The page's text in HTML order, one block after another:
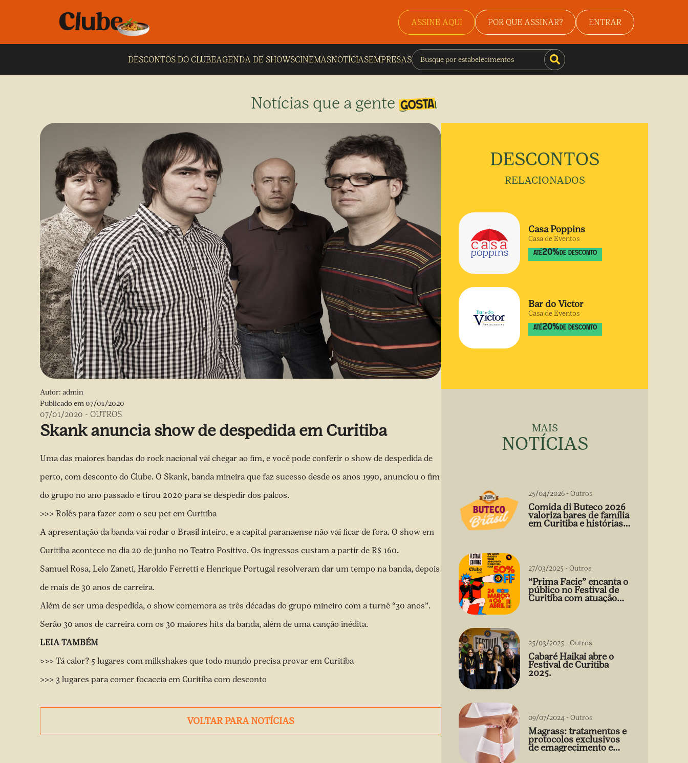
ASSINE AQUI POR QUE ASSINAR? ENTRAR
DESCONTOS DO CLUBEAGENDA DE SHOWSCINEMASNOTÍCIASEMPRESAS
Notícias que a gente gosta
Autor: admin
Publicado em07/01/2020
07/01/2020 - OUTROS
Skank anuncia show de despedida em Curitiba
Uma das maiores bandas do rock nacional vai chegar ao fim, e você pode conferir o show de despedida de
perto, com desconto do Clube. O Skank, banda mineira que faz sucesso desde os anos 1990, anunciou o fim
do grupo no ano passado e tirou 2020 para se despedir dos palcos.
>>> Rolês para fazer com o seu pet em Curitiba
A apresentação da banda vai rodar o Brasil inteiro, e a capital paranaense não vai ficar de fora. O show em
Curitiba acontece no dia 20 de junho no Teatro Positivo. Os ingressos custam a partir de R$ 160.
Samuel Rosa, Lelo Zaneti, Haroldo Ferretti e Henrique Portugal resolveram dar um tempo na banda, depois
de mais de 30 anos de carreira.
Além de ser uma despedida, o show comemora as três décadas do grupo mineiro com a turnê “30 anos”.
Serão 30 anos de carreira com os 30 maiores hits da banda, além de uma canção inédita.
LEIA TAMBÉM
>>> Tá calor? 5 lugares com milkshakes que todo mundo precisa provar em Curitiba
>>> 3 lugares para comer focaccia em Curitiba com desconto
VOLTAR PARA NOTÍCIAS
DESCONTOS
RELACIONADOS
Casa Poppins
Casa de Eventos
ATÉ20%DE DESCONTO
Bar do Victor
Casa de Eventos
ATÉ20%DE DESCONTO
MAIS
NOTÍCIAS
25/04/2026 -Outros
Comida di Buteco 2026
valoriza bares de família
em Curitiba e histórias
27/03/2025 -Outros
“Prima Facie” encanta o
público no Festival de
Curitiba com atuação
arrebatadora de Débora
25/03/2025 -Outros
Cabaré Haikai abre o
Festival de Curitiba
2025.
09/07/2024 -Outros
Magrass: tratamentos e
protocolos exclusivos
de emagrecimento e
estética sem uso de